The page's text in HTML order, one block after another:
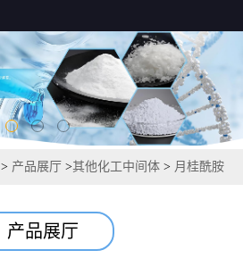
> 产品展厅 >其他化工中间体 > 月桂酰胺
产品展厅